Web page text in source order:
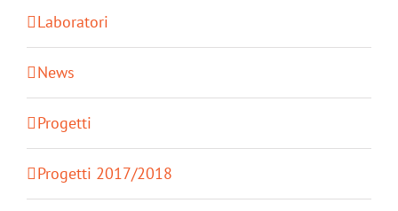
Laboratori
News
Progetti
Progetti 2017/2018